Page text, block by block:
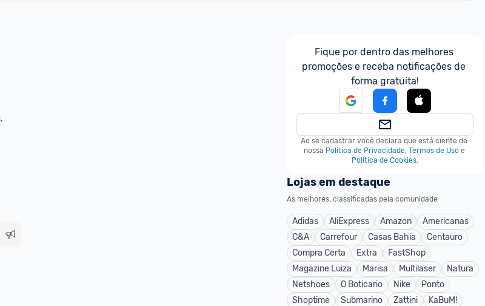
Fique por dentro das melhores
promoções e receba notificações de
forma gratuita!
Ao se cadastrar você declara que está ciente de
nossa Política de Privacidade, Termos de Uso e
Política de Cookies.
Lojas em destaque
As melhores, classificadas pela comunidade
Adidas AliExpress Amazon
Americanas
C&A
Carrefour Casas Bahia
Centauro
Compra Certa
Extra
FastShop
Magazine Luiza
Marisa Multilaser
Natura
Netshoes
O Boticario Nike
Ponto
Shoptime
Submarino Zattini
KaBuM!